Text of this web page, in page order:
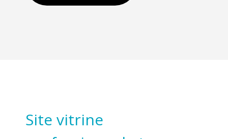
Site vitrine